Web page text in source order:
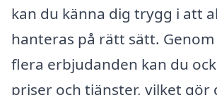
kan du känna dig trygg i att
hanteras på rätt sätt.
flera erbjudanden kan du
priser och tjänster, vilket gör